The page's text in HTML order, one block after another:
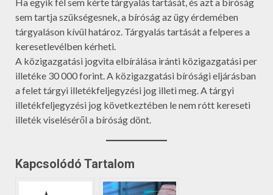
Ha egyik fél sem kérte tárgyalás tartását, és azt a bíróság
sem tartja szükségesnek, a bíróság az ügy érdemében
tárgyaláson kívül határoz. Tárgyalás tartását a felperes a
keresetlevélben kérheti.
A közigazgatási jogvita elbírálása iránti közigazgatási per
illetéke 30 000 forint. A közigazgatási bírósági eljárásban
a felet tárgyi illetékfeljegyzési jog illeti meg. A tárgyi
illetékfeljegyzési jog következtében le nem rótt kereseti
illeték viseléséről a bíróság dönt.
Kapcsolódó Tartalom